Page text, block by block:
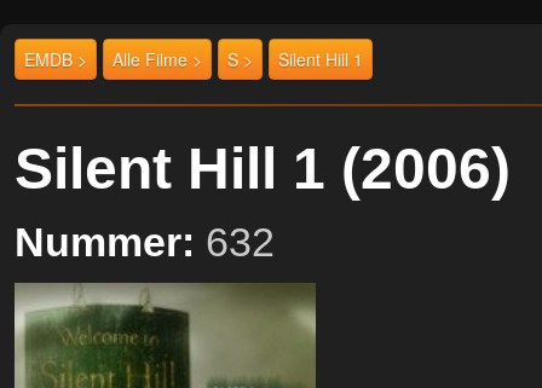
EMDB > Alle Filme > S > Silent Hill 1
Silent Hill 1
Nummer: 632